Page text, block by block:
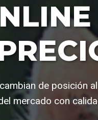
de posición
mercado con